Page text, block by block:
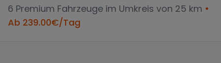
6 Premium Fahrzeuge im Umkreis von 25 km •
Ab 239.00€/Tag